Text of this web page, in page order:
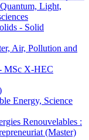
Light,
- Solid
Air, Pollution and
MSc X-HEC
Energy, Science
Renouvelables :
(Master)